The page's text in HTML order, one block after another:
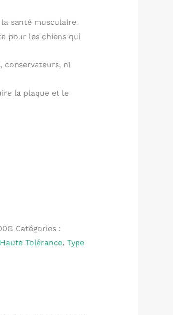
santé musculaire.
pour les chiens qui
conservateurs, ni
la plaque et le
Catégories :
Haute Tolérance,Type